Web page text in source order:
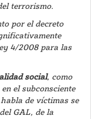
terrorismo.
por el decreto
4/2008 para las
social, como
el subconsciente
de víctimas se
GAL, de la